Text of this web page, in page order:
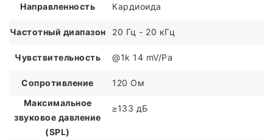
Направленность Кардиоида
Частотный диапазон 20 Гц - 20 кГц
Чувствительность @1k 14 mV/Pa
Сопротивление
120 Ом
Максимальное
звуковое давление
(SPL)
≥133 дБ